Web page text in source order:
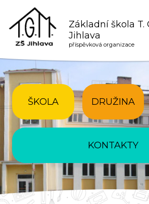
Základní škola T.
Jihlava
příspěvková organizace
ŠKOLA DRUŽINA
KONTAKTY